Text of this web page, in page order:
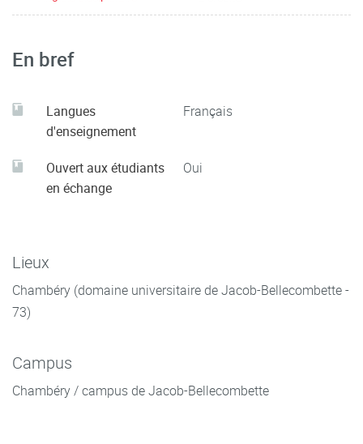
En bref
Langues
d'enseignement
Français
Ouvert aux étudiants
en échange
Oui
Lieux
Chambéry (domaine universitaire de Jacob-Bellecombette -
73)
Campus
Chambéry / campus de Jacob-Bellecombette